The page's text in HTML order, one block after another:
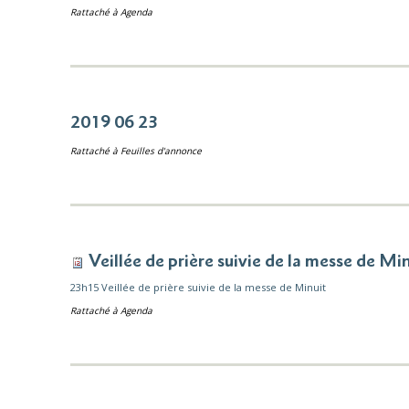
Rattaché à Agenda
2019 06 23
Rattaché à Feuilles d'annonce
Veillée de prière suivie de la messe de
23h15 Veillée de prière suivie de la messe de Minuit
Rattaché à Agenda